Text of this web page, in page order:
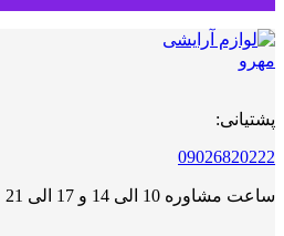
پشتیانی:
09026820222
ساعت مشاوره 10 الی 14 و 17 الی 21